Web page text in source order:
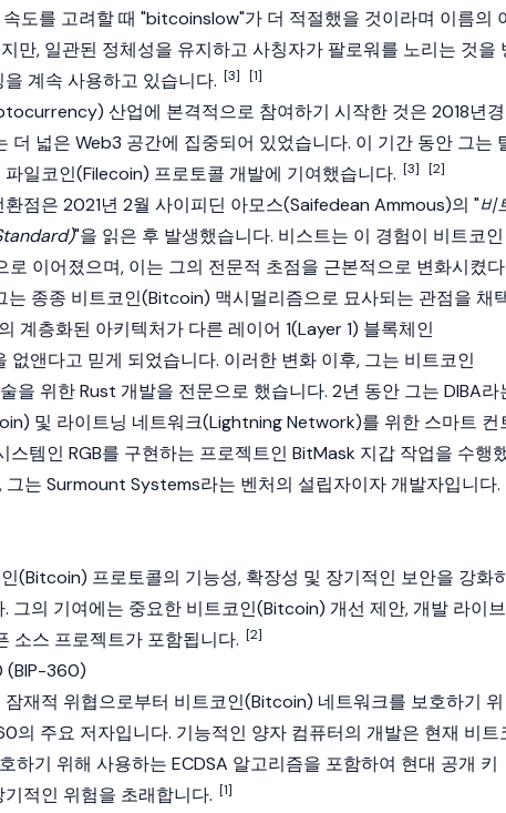
도를 고려할 때 "bitcoinslow"가 더 적절했을 것이라며 이름의
만, 일관된 정체성을 유지하고 사칭자가 팔로워를 노리는 것을
계속 사용하고 있습니다. [3] [1]
산업에 본격적으로 참여하기 시작한 것은 2018년경
더 넓은 Web3 공간에 집중되어 있었습니다. 이 기간 동안 그는
파일코인(Filecoin) 프로토콜 개발에 기여했습니다. [3] [2]
점은 2021년 2월 사이피딘 아모스(Saifedean Ammous)의 "비
"을 읽은 후 발생했습니다. 비스트는 이 경험이 비트코인
로 이어졌으며, 이는 그의 전문적 초점을 근본적으로 변화시켰다
는 종종 비트코인(Bitcoin) 맥시멀리즘으로 묘사되는 관점을 채
의 계층화된 아키텍처가 다른 레이어 1(Layer 1) 블록체인
없앤다고 믿게 되었습니다. 이러한 변화 이후, 그는 비트코인
을 위한 Rust 개발을 전문으로 했습니다. 2년 동안 그는 DIBA라
및 라이트닝 네트워크(Lightning Network)를 위한 스마트 컨
스템인 RGB를 구현하는 프로젝트인 BitMask 지갑 작업을 수행
는 Surmount Systems라는 벤처의 설립자이자 개발자입니다.
(Bitcoin) 프로토콜의 기능성, 확장성 및 장기적인 보안을 강화
그의 기여에는 중요한 비트코인(Bitcoin) 개선 제안, 개발 라이브
소스 프로젝트가 포함됩니다. [2]
(BIP-360)
재적 위협으로부터 비트코인(Bitcoin) 네트워크를 보호하기 위
의 주요 저자입니다. 기능적인 양자 컴퓨터의 개발은 현재 비트
하기 위해 사용하는 ECDSA 알고리즘을 포함하여 현대 공개 키
적인 위험을 초래합니다. [1]